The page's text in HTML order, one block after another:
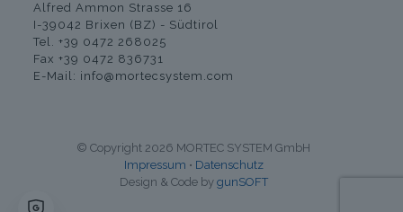
Alfred Ammon Strasse 16
I-39042 Brixen (BZ) - Südtirol
Tel. +39 0472 268025
Fax +39 0472 836731
E-Mail: info@mortecsystem.com
© Copyright 2026 MORTEC SYSTEM GmbH
Impressum • Datenschutz
Design & Code by gunSOFT